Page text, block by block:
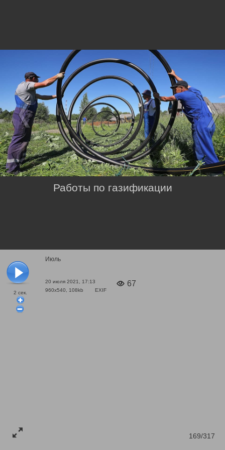
2 сек.
Июль
20 июля 2021, 17:13
960x540, 108kb
EXIF
67
169/317
Работы по газификации